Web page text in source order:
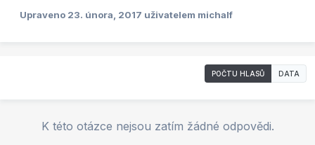
Upraveno 23. února, 2017 uživatelem michalf
POČTU HLASŮ DATA
K této otázce nejsou zatím žádné odpovědi.